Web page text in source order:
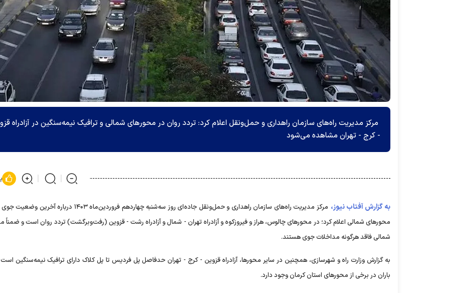
مرکز مدیریت راه‌های سازمان راهداری و حمل‌ونقل اعلام کرد: تردد روان در محور‌های شمالی و ترافیک نیمه‌سنگین در آزادراه
- کرج - تهران مشاهده می‌شود
به گزارش آفتاب نیوز،
مرکز مدیریت راه‌های سازمان راهداری و حمل‌ونقل جاده‌ای روز سه‌شنبه چهاردهم فروردین‌ماه ۱۴۰۳
محور‌های شمالی اعلام کرد؛ در محور‌های چالوس، هراز و فیروزکوه و آزادراه تهران - شمال و آزادراه رشت - قزوین (رفت‌وبرگشت) تردد روان است و ضمناً
شمالی فاقد هرگونه مداخلات جوی هستند.
به گزارش وزارت راه و شهرسازی، همچنین در سایر محورها، آزادراه قزوین - کرج - تهران حدفاصل پل فردیس تا پل کلاک دارای ترافیک نیمه‌سنگین
باران در برخی از محور‌های استان کرمان وجود دارد.